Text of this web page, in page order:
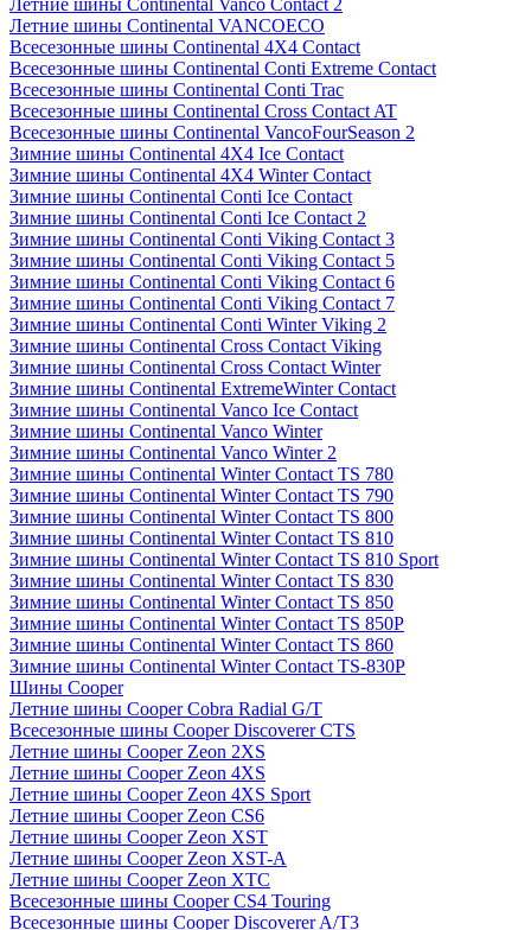
Летние шины Continental Vanco Contact 2
Летние шины Continental VANCOECO
Всесезонные шины Continental 4X4 Contact
Всесезонные шины Continental Conti Extreme Contact
Всесезонные шины Continental Conti Trac
Всесезонные шины Continental Cross Contact AT
Всесезонные шины Continental VancoFourSeason 2
Зимние шины Continental 4X4 Ice Contact
Зимние шины Continental 4X4 Winter Contact
Зимние шины Continental Conti Ice Contact
Зимние шины Continental Conti Ice Contact 2
Зимние шины Continental Conti Viking Contact 3
Зимние шины Continental Conti Viking Contact 5
Зимние шины Continental Conti Viking Contact 6
Зимние шины Continental Conti Viking Contact 7
Зимние шины Continental Conti Winter Viking 2
Зимние шины Continental Cross Contact Viking
Зимние шины Continental Cross Contact Winter
Зимние шины Continental ExtremeWinter Contact
Зимние шины Continental Vanco Ice Contact
Зимние шины Continental Vanco Winter
Зимние шины Continental Vanco Winter 2
Зимние шины Continental Winter Contact TS 780
Зимние шины Continental Winter Contact TS 790
Зимние шины Continental Winter Contact TS 800
Зимние шины Continental Winter Contact TS 810
Зимние шины Continental Winter Contact TS 810 Sport
Зимние шины Continental Winter Contact TS 830
Зимние шины Continental Winter Contact TS 850
Зимние шины Continental Winter Contact TS 850P
Зимние шины Continental Winter Contact TS 860
Зимние шины Continental Winter Contact TS-830P
Шины Cooper
Летние шины Cooper Cobra Radial G/T
Всесезонные шины Cooper Discoverer CTS
Летние шины Cooper Zeon 2XS
Летние шины Cooper Zeon 4XS
Летние шины Cooper Zeon 4XS Sport
Летние шины Cooper Zeon CS6
Летние шины Cooper Zeon XST
Летние шины Cooper Zeon XST-A
Летние шины Cooper Zeon XTC
Всесезонные шины Cooper CS4 Touring
Всесезонные шины Cooper Discoverer A/T3